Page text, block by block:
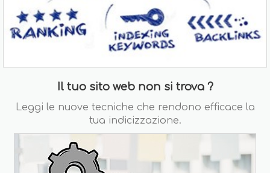
Il tuo sito web non si trova ?
Leggi le nuove tecniche che rendono efficace la
tua indicizzazione.